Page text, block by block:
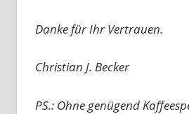
Danke für Ihr Vertrauen.
Christian J. Becker
PS.: Ohne genügend